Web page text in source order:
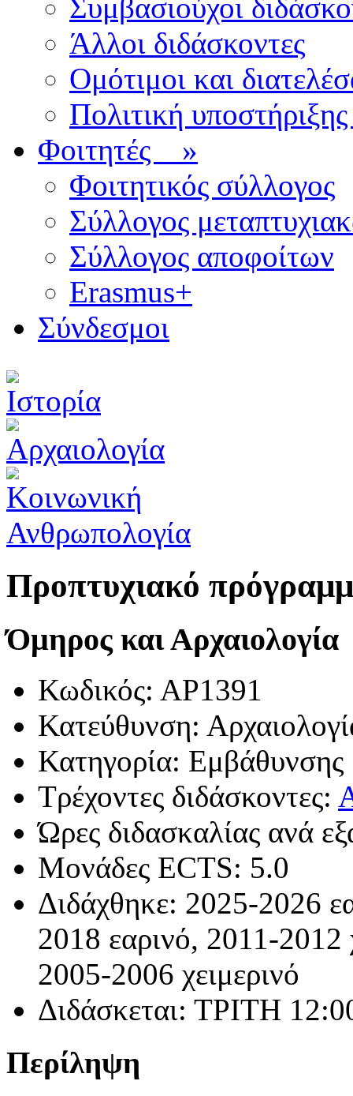
Συμβασιούχοι
Άλλοι διδάσκοντες
Ομότιμοι και
Πολιτική
Φοιτητές »
Φοιτητικός σύλλογος
Σύλλογος
Σύλλογος αποφοίτων
Erasmus+
Σύνδεσμοι
Προπτυχιακό
Όμηρος και Αρχαιολογία
Κωδικός: ΑΡ1391
Κατεύθυνση:
Κατηγορία: Εμβάθυνσης
Τρέχοντες διδάσκοντες:
Ώρες διδασκαλίας ανά
Μονάδες ECTS: 5.0
Διδάχθηκε: 2025-2026
2018 εαρινό, 2011-2012
2005-2006 χειμερινό
Διδάσκεται: ΤΡΙΤΗ
Περίληψη